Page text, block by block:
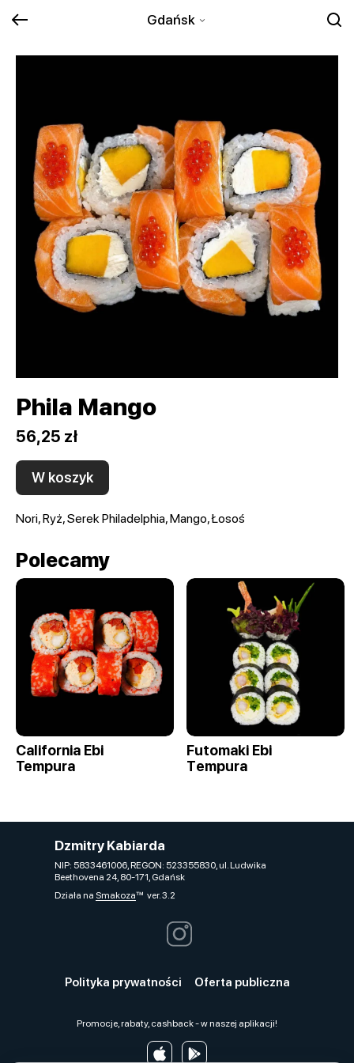
Gdańsk
Phila Mango
56,25 zł
W koszyk
Nori, Ryż, Serek Philadelphia, Mango, Łosoś
Polecamy
California Ebi
Tempura
Futomaki Ebi
Tеmpura
Dzmitry Kabiarda
NIP: 5833461006, REGON: 523355830, ul. Ludwika
Beethovena 24, 80-171, Gdańsk
Działa na Smakozaver. 3.2
Polityka prywatności Oferta publiczna
Promocje, rabaty, cashback - w naszej aplikacji!